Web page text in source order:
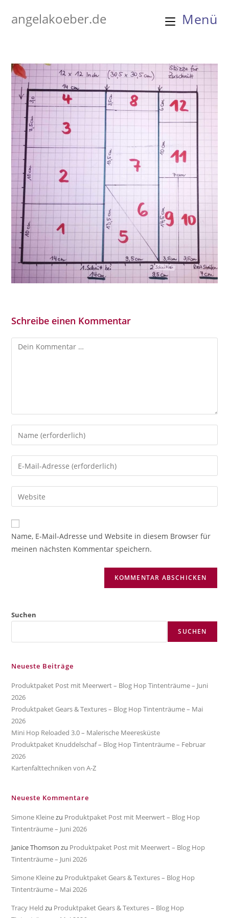
Inhaltangelakoeber.de Menü
Schreibe einen Kommentar
Kommentar
Gib
deinen
Namen
oder
zum
Kommentieren
ein
Gib
deine
E-
Mail-
zum
Kommentieren
ein
Gib
deine
Website-
URL
Name, E-Mail-Adresse und Website in diesem Browser für
meinen nächsten Kommentar speichern.
Suchen
SUCHEN
Neueste Beiträge
Produktpaket Post mit Meerwert – Blog Hop Tintenträume – Juni
2026
Produktpaket Gears & Textures – Blog Hop Tintenträume – Mai
2026
Mini Hop Reloaded 3.0 – Malerische Meeresküste
Produktpaket Knuddelschaf – Blog Hop Tintenträume – Februar
2026
Kartenfalttechniken von A-Z
Neueste Kommentare
Simone Kleinezu Produktpaket Post mit Meerwert – Blog Hop
Tintenträume – Juni 2026
Janice Thomson zu Produktpaket Post mit Meerwert – Blog Hop
Tintenträume – Juni 2026
Simone Kleinezu Produktpaket Gears & Textures – Blog Hop
Tintenträume – Mai 2026
Tracy Held zu Produktpaket Gears & Textures – Blog Hop